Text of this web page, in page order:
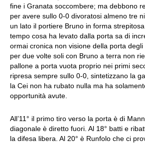
fine i Granata soccombere; ma debbono
per avere sullo 0-0 divoratosi almeno tre
un lato il portiere Bruno in forma
tempo cosa ha levato dalla porta sa di
ormai cronica non visione della porta
per due volte soli con Bruno a terra non
pallone a porta vuota proprio nei primi
ripresa sempre sullo 0-0, sintetizzano la
la Cei non ha rubato nulla ma ha
opportunità avute.
All’11° il primo tiro verso la porta è di
diagonale è diretto fuori. Al 18° batti e
la difesa libera. Al 20° è Runfolo che ci